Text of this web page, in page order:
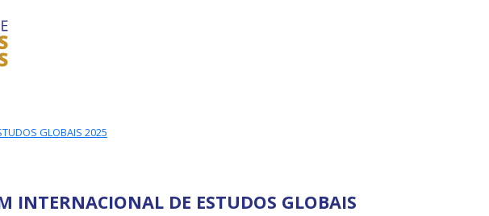
ESTUDOS GLOBAIS
GLOBAIS 2025
INTERNACIONAL DE ESTUDOS GLOBAIS